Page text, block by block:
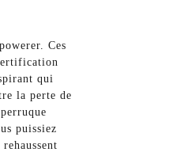
Ces
qui
la perte de
puissiez